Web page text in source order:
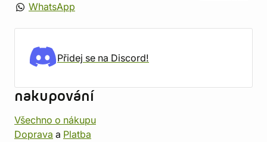
WhatsApp
Přidej se na Discord!
nakupování
Všechno o nákupu
Doprava a Platba